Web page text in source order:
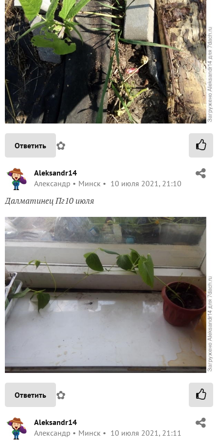
Ответить ✿
Aleksandr14
Александр
Минск 10 июля 2021, 21:10
Далматинец Пг10 июля
Ответить ✿
Aleksandr14
Александр
Минск 10 июля 2021, 21:11